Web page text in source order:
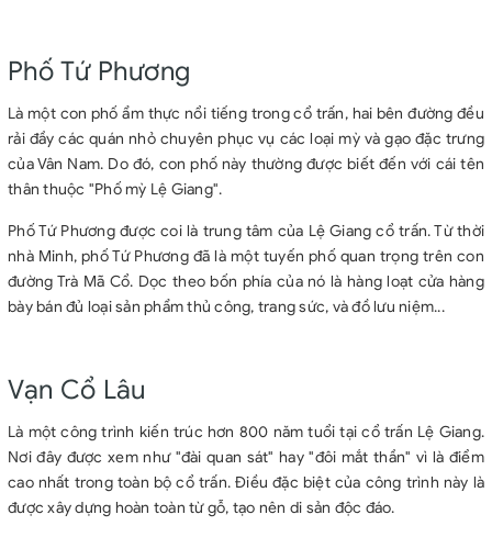
Phố Tứ Phương
Là một con phố ẩm thực nổi tiếng trong cổ trấn, hai bên đường đều
rải đầy các quán nhỏ chuyên phục vụ các loại mỳ và gạo đặc trưng
của Vân Nam. Do đó, con phố này thường được biết đến với cái tên
thân thuộc "Phố mỳ Lệ Giang".
Phố Tứ Phương được coi là trung tâm của Lệ Giang cổ trấn. Từ thời
nhà Minh, phố Tứ Phương đã là một tuyến phố quan trọng trên con
đường Trà Mã Cổ. Dọc theo bốn phía của nó là hàng loạt cửa hàng
bày bán đủ loại sản phẩm thủ công, trang sức, và đồ lưu niệm...
Vạn Cổ Lâu
Là một công trình kiến trúc hơn 800 năm tuổi tại cổ trấn Lệ Giang.
Nơi đây được xem như "đài quan sát" hay "đôi mắt thần" vì là điểm
cao nhất trong toàn bộ cổ trấn. Điều đặc biệt của công trình này là
được xây dựng hoàn toàn từ gỗ, tạo nên di sản độc đáo.